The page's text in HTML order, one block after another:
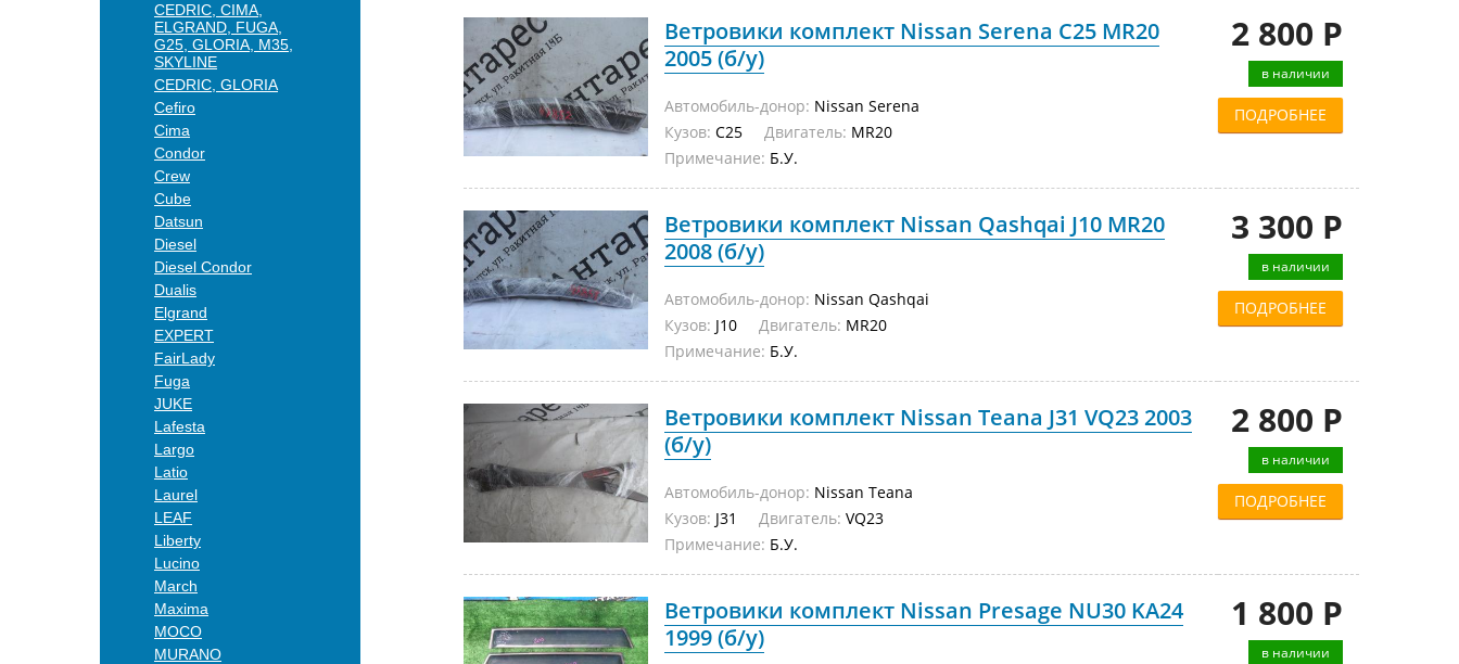
CEDRIC, CIMA,
ELGRAND, FUGA,
G25, GLORIA, M35,
SKYLINE
CEDRIC, GLORIA
Cefiro
Cima
Condor
Crew
Cube
Datsun
Diesel
Diesel Condor
Dualis
Elgrand
EXPERT
FairLady
Fuga
JUKE
Lafesta
Largo
Latio
Laurel
LEAF
Liberty
Lucino
March
Maxima
MOCO
MURANO
Ветровики комплект Nissan Serena C25 MR20
2005 (б/у)
Автомобиль-донор: Nissan Serena
Кузов: C25 Двигатель: MR20
Примечание: Б.У.
2 800 Р
в наличии
ПОДРОБНЕЕ
Ветровики комплект Nissan Qashqai J10 MR20
2008 (б/у)
Автомобиль-донор: Nissan Qashqai
Кузов: J10 Двигатель: MR20
Примечание: Б.У.
3 300 Р
в наличии
ПОДРОБНЕЕ
Ветровики комплект Nissan Teana J31 VQ23 2003
(б/у)
Автомобиль-донор: Nissan Teana
Кузов: J31 Двигатель: VQ23
Примечание: Б.У.
2 800 Р
в наличии
ПОДРОБНЕЕ
Ветровики комплект Nissan Presage NU30 KA24
1999 (б/у)
1 800 Р
в наличии